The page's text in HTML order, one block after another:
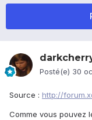
Posté(e) 30
Source : http://
Comme vous pouvez